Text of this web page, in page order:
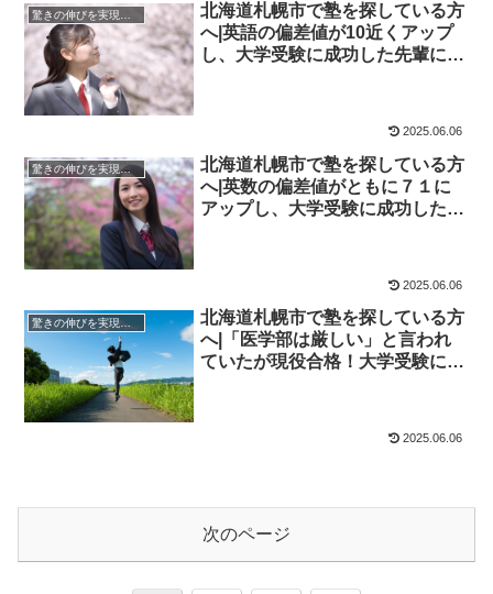
驚きの伸びを実現｜先輩列伝
北海道札幌市で塾を探している方
へ|英語の偏差値が10近くアップ
し、大学受験に成功した先輩にイ
2025.06.06
驚きの伸びを実現｜先輩列伝
北海道札幌市で塾を探している方
へ|英数の偏差値がともに７１に
アップし、大学受験に成功した先
2025.06.06
驚きの伸びを実現｜先輩列伝
北海道札幌市で塾を探している方
へ|「医学部は厳しい」と言われ
ていたが現役合格！大学受験に成
2025.06.06
次のページ